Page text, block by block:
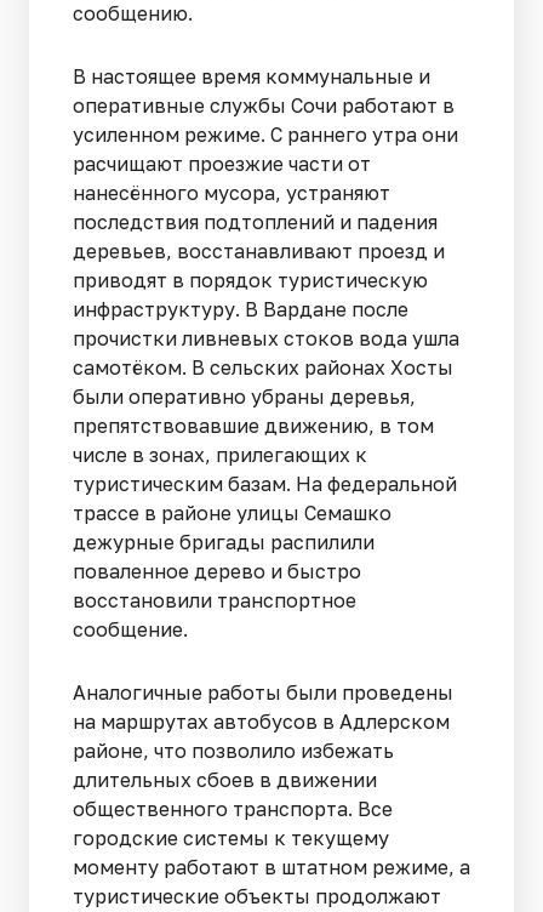
сообщению.
В настоящее время коммунальные и
оперативные службы Сочи работают в
усиленном режиме. С раннего утра они
расчищают проезжие части от
нанесённого мусора, устраняют
последствия подтоплений и падения
деревьев, восстанавливают проезд и
приводят в порядок туристическую
инфраструктуру. В Вардане после
прочистки ливневых стоков вода ушла
самотёком. В сельских районах Хосты
были оперативно убраны деревья,
препятствовавшие движению, в том
числе в зонах, прилегающих к
туристическим базам. На федеральной
трассе в районе улицы Семашко
дежурные бригады распилили
поваленное дерево и быстро
восстановили транспортное
сообщение.
Аналогичные работы были проведены
на маршрутах автобусов в Адлерском
районе, что позволило избежать
длительных сбоев в движении
общественного транспорта. Все
городские системы к текущему
моменту работают в штатном режиме, а
туристические объекты продолжают